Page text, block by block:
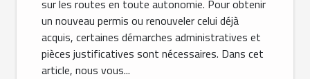
sur les routes en toute autonomie. Pour obtenir
un nouveau permis ou renouveler celui déjà
acquis, certaines démarches administratives et
pièces justificatives sont nécessaires. Dans cet
article, nous vous...